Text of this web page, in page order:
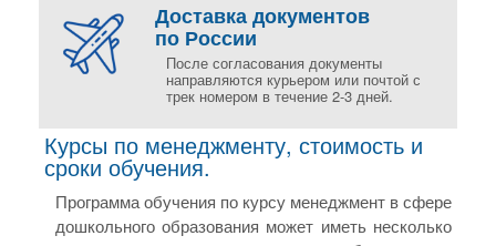
Доставка документов
по России
После согласования документы
направляются курьером или почтой с
трек номером в течение 2-3 дней.
Курсы по менеджменту, стоимость и
сроки обучения.
Программа обучения по курсу менеджмент в сфере
дошкольного образования может иметь несколько